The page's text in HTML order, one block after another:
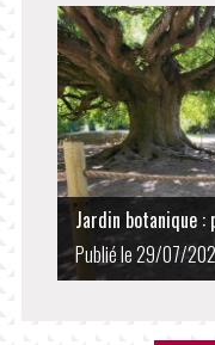
Jardin botanique
Publié le 29/07/